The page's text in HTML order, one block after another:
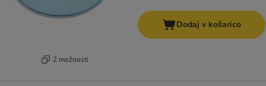
2 možnosti
Dodaj v košarico